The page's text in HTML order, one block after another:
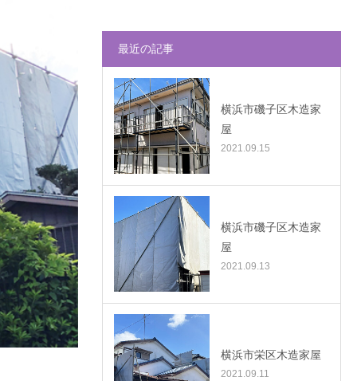
最近の記事
横浜市磯子区木造家
屋
2021.09.15
横浜市磯子区木造家
屋
2021.09.13
横浜市栄区木造家屋
2021.09.11